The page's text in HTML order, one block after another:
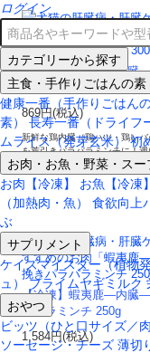
ログイン
カテゴリーから探す
主食・手作りごはんの
健康一番（手作りごはんの
素）
長寿一番（ドライフ
ムライス（発芽玄米） 初
お肉・お魚・野菜・スー
お肉【冷凍】 お魚【冷凍】
（加熱肉・魚）
食欲向上
ぶ
サプリメント
ケイズマイスター（植物
ュ） プライムヤギミルク
おやつ
ビッツ（ひと口サイズ／
ソーセージ・チーズ 薄切
【冷凍】国産鶏―内臓
ラパラミンチ 300g
869円(税込)
新鮮な鶏内臓（鶏ハツ・鶏レ
を荒引きパラパラミンチに！
蔵を！
【冷凍】蝦夷鹿―内臓
ラパラミンチ 250g
1,584円(税込)